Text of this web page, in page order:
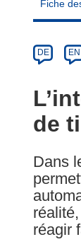
Fiche
Category
Article
available
the
following
DE EN
de
Dans
réagir